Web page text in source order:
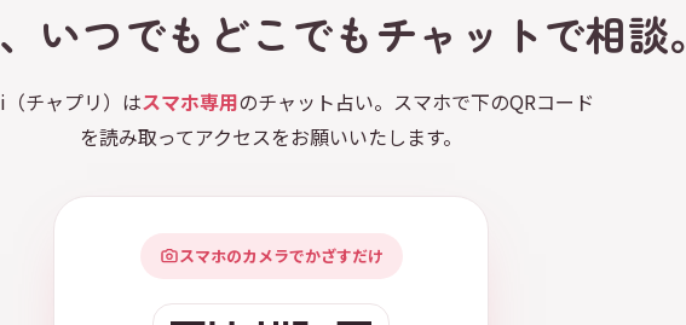
いつでもどこでもチャットで相談。
チャプリ）はスマホ専用のチャット占い。スマホで下のQRコード
を読み取ってアクセスをお願いいたします。
スマホのカメラでかざすだけ